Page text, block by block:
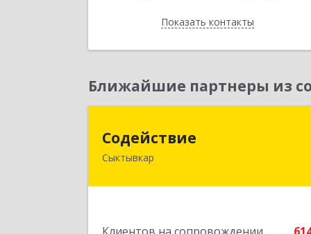
Показать контакты
Назад
Ближайшие партнеры из
Содействие
Сыктывкар167004, Коми Респ, Сыктывкар г,